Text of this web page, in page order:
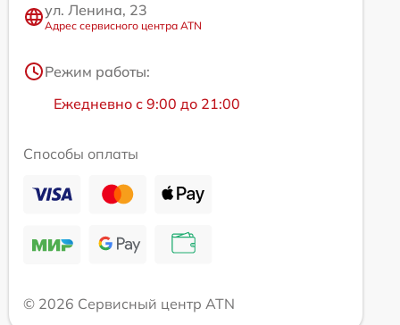
ул. Ленина, 23
Адрес сервисного центра ATN
Режим работы:
Ежедневно с 9:00 до 21:00
Способы оплаты
© 2026 Сервисный центр ATN